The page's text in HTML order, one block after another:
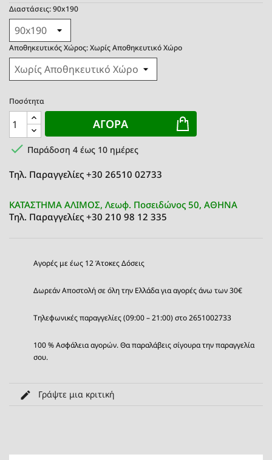
Διαστάσεις: 90x190
Αποθηκευτικός Χώρος: Χωρίς Αποθηκευτικό Χώρο
Ποσότητα
ΑΓΟΡΆ
 Παράδοση 4 έως 10 ημέρες
Τηλ. Παραγγελίες +30 26510 02733
ΚΑΤΑΣΤΗΜΑ ΑΛΙΜΟΣ, Λεωφ. Ποσειδώνος 50, ΑΘΗΝΑ
Τηλ. Παραγγελίες +30 210 98 12 335
Αγορές με έως 12 Άτοκες Δόσεις
Δωρεάν Αποστολή σε όλη την Ελλάδα για αγορές άνω των 30€
Τηλεφωνικές παραγγελίες (09:00 – 21:00) στο 2651002733
100 % Ασφάλεια αγορών. Θα παραλάβεις σίγουρα την παραγγελία
σου.
Γράψτε μια κριτική